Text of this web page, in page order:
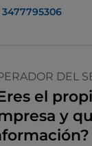
3477795306
DEL
el
y